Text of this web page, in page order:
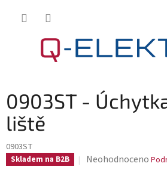
0903ST -
liště
0903ST
Skladem na B2B
Průměrné
Neohodnoceno